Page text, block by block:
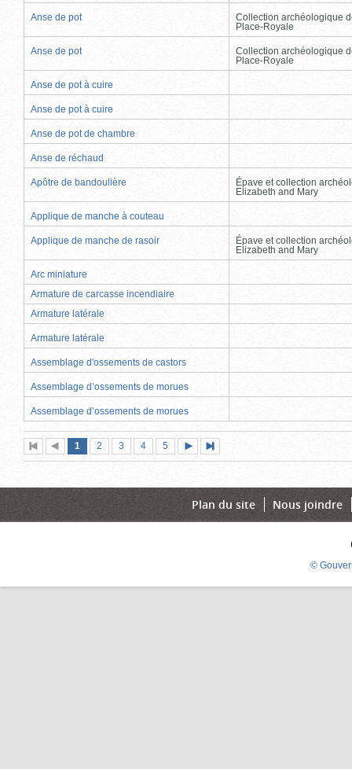
Anse de pot
Collection archéologique
Place-Royale
Anse de pot
Collection archéologique
Place-Royale
Anse de pot à cuire
Anse de pot à cuire
Anse de pot de chambre
Anse de réchaud
Apôtre de bandoulière
Épave et collection
Elizabeth and Mary
Applique de manche à couteau
Applique de manche de rasoir
Épave et collection
Elizabeth and Mary
Arc miniature
Armature de carcasse incendiaire
Armature latérale
Armature latérale
Assemblage d'ossements de castors
Assemblage d’ossements de morues
Assemblage d’ossements de morues
Première
page
Page
précédente
Page
1 (page
actuelle)
Page
2 Page
3 Page
4 Page
5
suivante
page
Plan du site Nous joindre
©